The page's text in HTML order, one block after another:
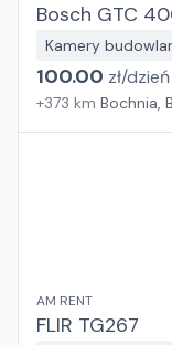
Bosch GTC
Kamery
100.00 zł/dzień
+373 km Bochnia,
AM RENT
FLIR TG267